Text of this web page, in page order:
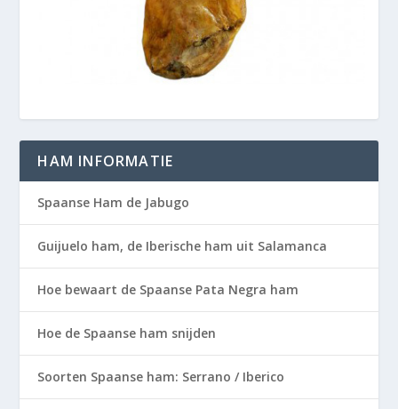
HAM INFORMATIE
Spaanse Ham de Jabugo
Guijuelo ham, de Iberische ham uit Salamanca
Hoe bewaart de Spaanse Pata Negra ham
Hoe de Spaanse ham snijden
Soorten Spaanse ham: Serrano / Iberico